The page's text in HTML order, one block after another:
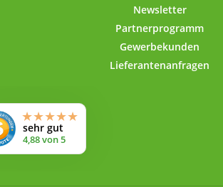
Newsletter
Partnerprogramm
Gewerbekunden
Lieferantenanfragen